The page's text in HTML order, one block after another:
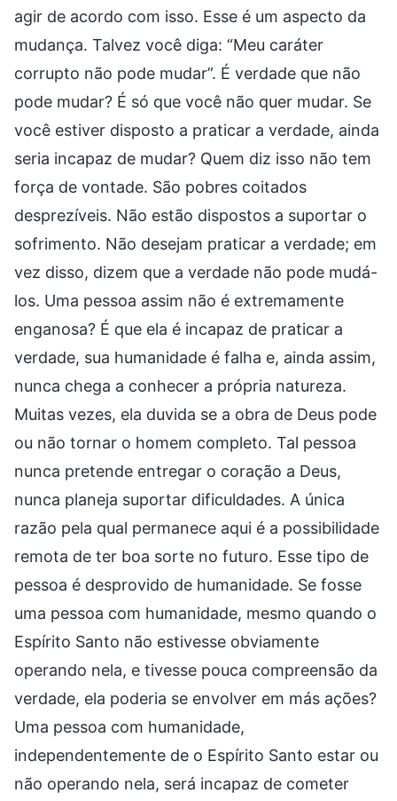
agir de acordo com isso. Esse é um aspecto da
mudança. Talvez você diga: “Meu caráter
corrupto não pode mudar”. É verdade que não
pode mudar? É só que você não quer mudar. Se
você estiver disposto a praticar a verdade, ainda
seria incapaz de mudar? Quem diz isso não tem
força de vontade. São pobres coitados
desprezíveis. Não estão dispostos a suportar o
sofrimento. Não desejam praticar a verdade; em
vez disso, dizem que a verdade não pode mudá-
los. Uma pessoa assim não é extremamente
enganosa? É que ela é incapaz de praticar a
verdade, sua humanidade é falha e, ainda assim,
nunca chega a conhecer a própria natureza.
Muitas vezes, ela duvida se a obra de Deus pode
ou não tornar o homem completo. Tal pessoa
nunca pretende entregar o coração a Deus,
nunca planeja suportar dificuldades. A única
razão pela qual permanece aqui é a possibilidade
remota de ter boa sorte no futuro. Esse tipo de
pessoa é desprovido de humanidade. Se fosse
uma pessoa com humanidade, mesmo quando o
Espírito Santo não estivesse obviamente
operando nela, e tivesse pouca compreensão da
verdade, ela poderia se envolver em más ações?
Uma pessoa com humanidade,
independentemente de o Espírito Santo estar ou
não operando nela, será incapaz de cometer